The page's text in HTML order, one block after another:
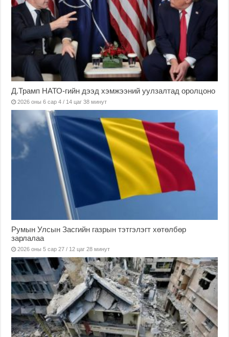
Д.Трамп НАТО-гийн дээд хэмжээний уулзалтад оролцоно
2026 оны 6 сар 4 / 14 цаг 38 минут
Румын Улсын Засгийн газрын тэтгэлэгт хөтөлбөр
зарлалаа
2026 оны 5 сар 27 / 12 цаг 28 минут